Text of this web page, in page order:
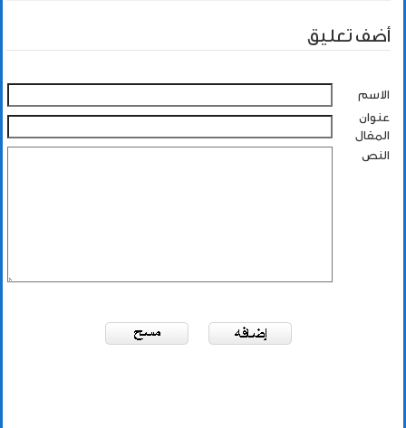
أضف تعليق
الاسم
عنوان
المقال
النص